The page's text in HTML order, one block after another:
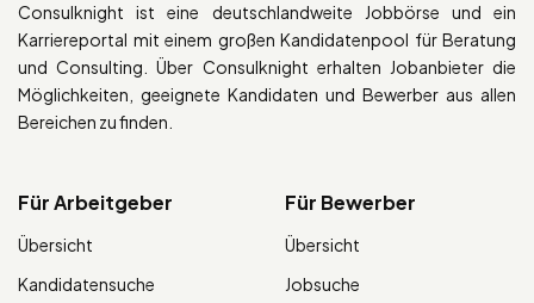
Consulknight ist eine deutschlandweite Jobbörse und ein
Karriereportal mit einem großen Kandidatenpool für Beratung
und Consulting. Über Consulknight erhalten Jobanbieter die
Möglichkeiten, geeignete Kandidaten und Bewerber aus allen
Bereichen zu finden.
Für Arbeitgeber
Übersicht
Kandidatensuche
Für Bewerber
Übersicht
Jobsuche